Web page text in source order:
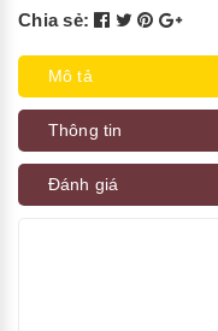
Chia sẻ:
Mô tả
Thông tin
Đánh giá